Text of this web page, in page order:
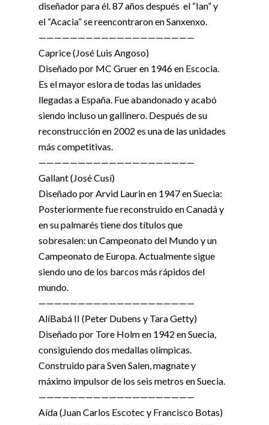
diseñador para él. 87 años después el “Ian” y
el “Acacia” se reencontraron en Sanxenxo.
————————————————————
Caprice (José Luis Angoso)
Diseñado por MC Gruer en 1946 en Escocia.
Es el mayor eslora de todas las unidades
llegadas a España. Fue abandonado y acabó
siendo incluso un gallinero. Después de su
reconstrucción en 2002 es una de las unidades
más competitivas.
————————————————————
Gallant (José Cusí)
Diseñado por Arvid Laurin en 1947 en Suecia:
Posteriormente fue reconstruido en Canadá y
en su palmarés tiene dos títulos que
sobresalen: un Campeonato del Mundo y un
Campeonato de Europa. Actualmente sigue
siendo uno de los barcos más rápidos del
mundo.
————————————————————
AlíBabá II (Peter Dubens y Tara Getty)
Diseñado por Tore Holm en 1942 en Suecia,
consiguiendo dos medallas olímpicas.
Construido para Sven Salen, magnate y
máximo impulsor de los seis metros en Suecia.
————————————————————
Aída (Juan Carlos Escotec y Francisco Botas)